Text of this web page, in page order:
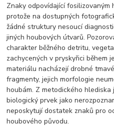
Znaky odpovídající fosilizovaným
protože na dostupných
žádné struktury nesoucí
jiných houbových útvarů.
charakter běžného detritu,
zachycených v pryskyřici během
materiálu nacházejí drobné
fragmenty, jejich morfologie
houbám. Z metodického
biologický prvek jako
neposkytují dostatek znaků pro
houbového původu.